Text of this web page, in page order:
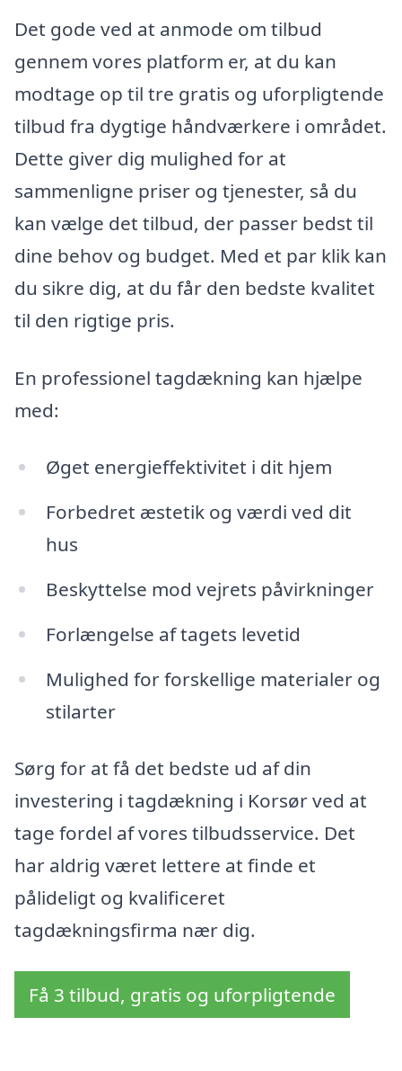
Det gode ved at anmode om tilbud
gennem vores platform er, at du kan
modtage op til tre gratis og uforpligtende
tilbud fra dygtige håndværkere i området.
Dette giver dig mulighed for at
sammenligne priser og tjenester, så du
kan vælge det tilbud, der passer bedst til
dine behov og budget. Med et par klik kan
du sikre dig, at du får den bedste kvalitet
til den rigtige pris.
En professionel tagdækning kan hjælpe
med:
Øget energieffektivitet i dit hjem
Forbedret æstetik og værdi ved dit
hus
Beskyttelse mod vejrets påvirkninger
Forlængelse af tagets levetid
Mulighed for forskellige materialer og
stilarter
Sørg for at få det bedste ud af din
investering i tagdækning i Korsør ved at
tage fordel af vores tilbudsservice. Det
har aldrig været lettere at finde et
pålideligt og kvalificeret
tagdækningsfirma nær dig.
Få 3 tilbud, gratis og uforpligtende